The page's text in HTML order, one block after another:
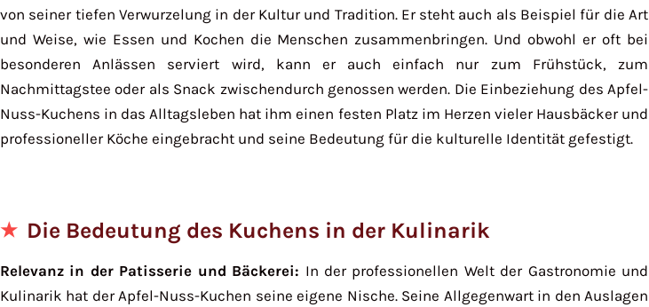
von seiner tiefen Verwurzelung in der Kultur und Tradition. Er steht auch als Beispiel für die Art
und Weise, wie Essen und Kochen die Menschen zusammenbringen. Und obwohl er oft bei
besonderen Anlässen serviert wird, kann er auch einfach nur zum Frühstück, zum
Nachmittagstee oder als Snack zwischendurch genossen werden. Die Einbeziehung des Apfel-
Nuss-Kuchens in das Alltagsleben hat ihm einen festen Platz im Herzen vieler Hausbäcker und
professioneller Köche eingebracht und seine Bedeutung für die kulturelle Identität gefestigt.
Die Bedeutung des Kuchens in der Kulinarik
Relevanz in der Patisserie und Bäckerei: In der professionellen Welt der Gastronomie und
Kulinarik hat der Apfel-Nuss-Kuchen seine eigene Nische. Seine Allgegenwart in den Auslagen